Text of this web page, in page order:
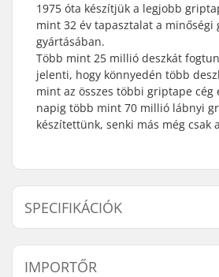
1975 óta készítjük a legjobb
mint 32 év tapasztalat a minőségi
gyártásában.
Több mint 25 millió deszkát
jelenti, hogy könnyedén több
mint az összes többi griptape cég
napig több mint 70 millió lábnyi
készítettünk, senki más még csak
SPECIFIKÁCIÓK
Length:
61cm
Width:
IMPORTŐR